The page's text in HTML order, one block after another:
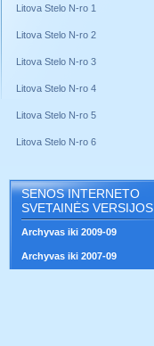
Litova Stelo N-ro 1
Litova Stelo N-ro 2
Litova Stelo N-ro 3
Litova Stelo N-ro 4
Litova Stelo N-ro 5
Litova Stelo N-ro 6
SENOS INTERNETO
SVETAINĖS VERSIJOS
Archyvas iki 2009-09
Archyvas iki 2007-09